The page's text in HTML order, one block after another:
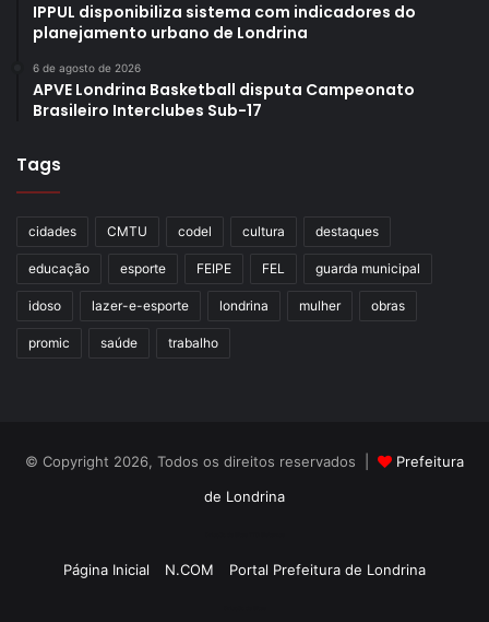
IPPUL disponibiliza sistema com indicadores do
planejamento urbano de Londrina
6 de agosto de 2026
APVE Londrina Basketball disputa Campeonato
Brasileiro Interclubes Sub-17
Tags
cidades CMTU codel cultura destaques
educação esporte FEIPE FEL guarda municipal
idoso lazer-e-esporte londrina mulher obras
promic saúde trabalho
© Copyright 2026, Todos os direitos reservados |
Prefeitura
de Londrina
Página Inicial N.COM Portal Prefeitura de Londrina